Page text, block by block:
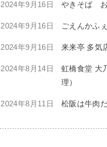
2024年9月16日 やきそば
2024年9月16日 ごえんかふ
2024年9月16日 来来亭 多気
2024年8月14日
虹橋食堂 大
理）
2024年8月11日 松阪は牛肉